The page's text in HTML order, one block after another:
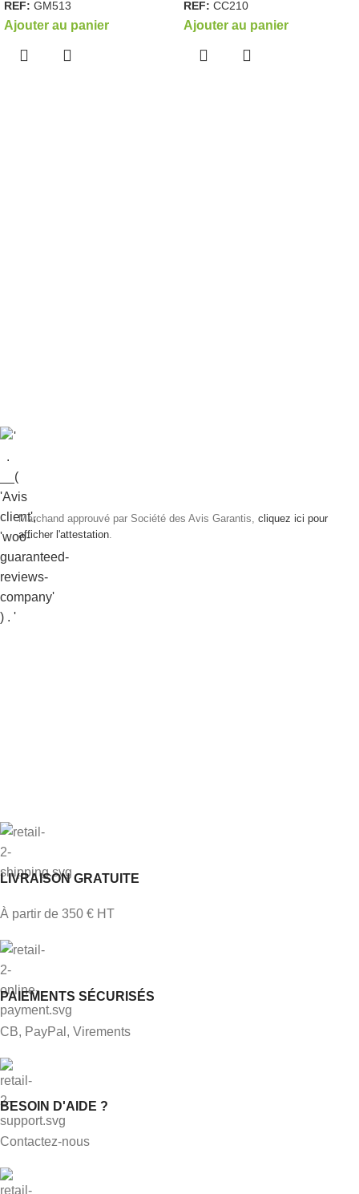
REF: GM513
Ajouter au panier
REF: CC210
Ajouter au panier
Marchand approuvé par Société des Avis Garantis, cliquez ici pour
afficher l'attestation.
LIVRAISON GRATUITE
À partir de 350 € HT
PAIEMENTS SÉCURISÉS
CB, PayPal, Virements
BESOIN D'AIDE ?
Contactez-nous